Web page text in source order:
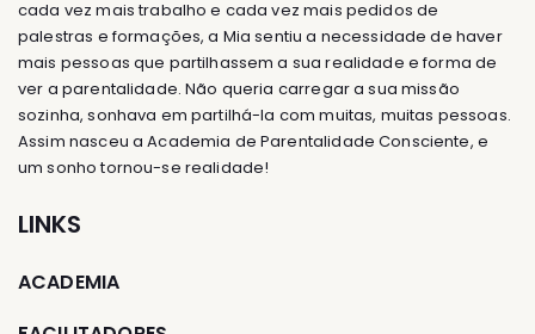
cada vez mais trabalho e cada vez mais pedidos de
palestras e formações, a Mia sentiu a necessidade de haver
mais pessoas que partilhassem a sua realidade e forma de
ver a parentalidade. Não queria carregar a sua missão
sozinha, sonhava em partilhá-la com muitas, muitas pessoas.
Assim nasceu a Academia de Parentalidade Consciente, e
um sonho tornou-se realidade!
LINKS
ACADEMIA